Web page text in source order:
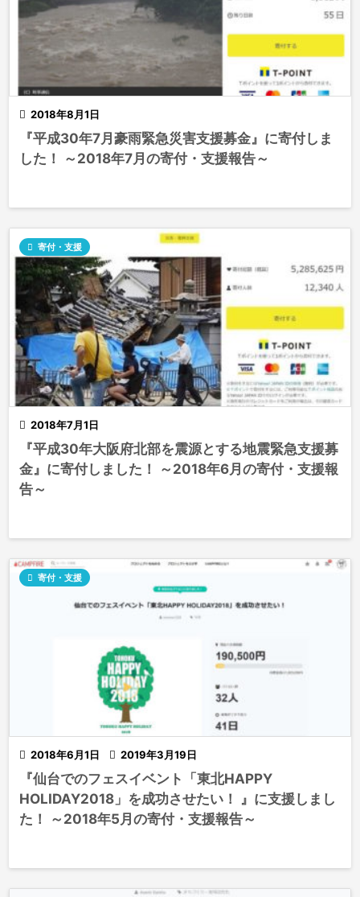
 2018年8月1日
『平成30年7月豪雨緊急災害支援募金』に寄付しま
した！ ～2018年7月の寄付・支援報告～
 2018年7月1日
 寄付・支援
『平成30年大阪府北部を震源とする地震緊急支援募
金』に寄付しました！ ～2018年6月の寄付・支援報
告～
 2018年6月1日  2019年3月19日
 寄付・支援
『仙台でのフェスイベント「東北HAPPY
HOLIDAY2018」を成功させたい！ 』に支援しまし
た！ ～2018年5月の寄付・支援報告～